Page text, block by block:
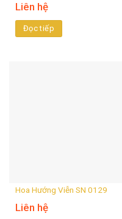
Liên hệ
Đọc tiếp
Hoa Hướng Viễn SN 0129
Liên hệ